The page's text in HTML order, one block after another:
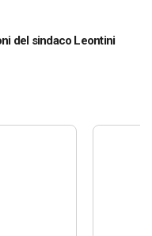
del sindaco Leontini